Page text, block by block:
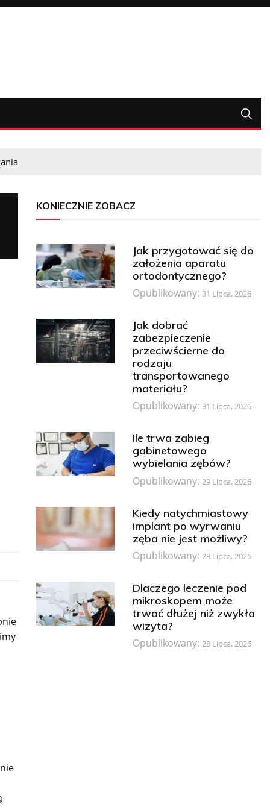
KONIECZNIE ZOBACZ
Jak przygotować się do
założenia aparatu
ortodontycznego?
Opublikowany: 31 Lipca, 2026
Jak dobrać
zabezpieczenie
przeciwścierne do
rodzaju
transportowanego
materiału?
Opublikowany: 31 Lipca, 2026
Ile trwa zabieg
gabinetowego
wybielania zębów?
Opublikowany:29 Lipca, 2026
Kiedy natychmiastowy
implant po wyrwaniu
zęba nie jest możliwy?
Opublikowany:28 Lipca, 2026
Dlaczego leczenie pod
mikroskopem może
trwać dłużej niż zwykła
wizyta?
Opublikowany:28 Lipca, 2026